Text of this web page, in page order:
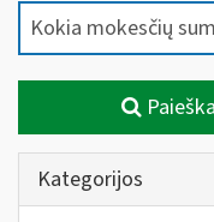
Paieška
Kategorijos